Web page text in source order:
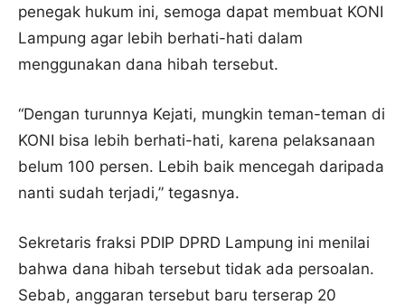
penegak hukum ini, semoga dapat membuat KONI
Lampung agar lebih berhati-hati dalam
menggunakan dana hibah tersebut.
“Dengan turunnya Kejati, mungkin teman-teman di
KONI bisa lebih berhati-hati, karena pelaksanaan
belum 100 persen. Lebih baik mencegah daripada
nanti sudah terjadi,” tegasnya.
Sekretaris fraksi PDIP DPRD Lampung ini menilai
bahwa dana hibah tersebut tidak ada persoalan.
Sebab, anggaran tersebut baru terserap 20